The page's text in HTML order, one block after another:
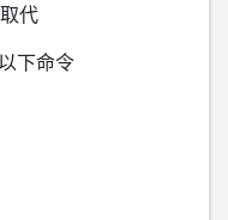
代
下命令